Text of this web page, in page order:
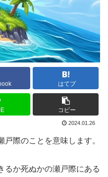
はてブ
コピー
2024.01.26
際のことを意味します。
るか死ぬかの瀬戸際にある